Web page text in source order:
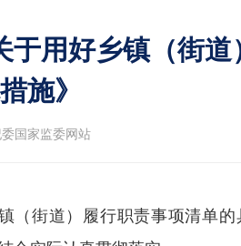
于用好乡镇（街道
施》
国家监委网站
（街道）履行职责事项清单的